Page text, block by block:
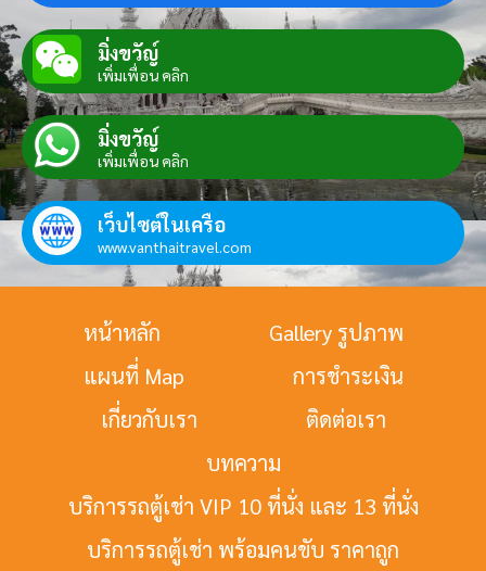
มิ่งขวัญ์
เพิ่มเพื่อน คลิก
มิ่งขวัญ์
เพิ่มเพื่อน คลิก
เว็บไซต์ในเครือ
www.vanthaitravel.com
หน้าหลัก
Gallery รูปภาพ
แผนที่ Map
การชำระเงิน
เกี่ยวกับเรา
ติดต่อเรา
บทความ
บริการรถตู้เช่า VIP 10 ที่นั่ง และ 13 ที่นั่ง
บริการรถตู้เช่า พร้อมคนขับ ราคาถูก